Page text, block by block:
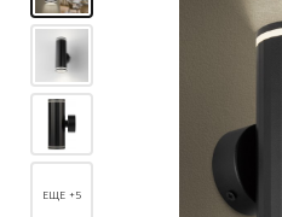
ЕЩЕ +5